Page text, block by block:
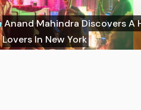
Anand Mahindra Discovers A
Lovers In New York